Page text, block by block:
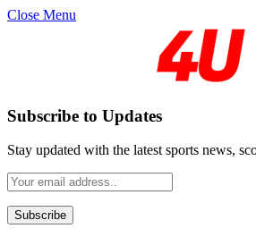
Close Menu
Subscribe to Updates
Stay updated with the latest sports news,